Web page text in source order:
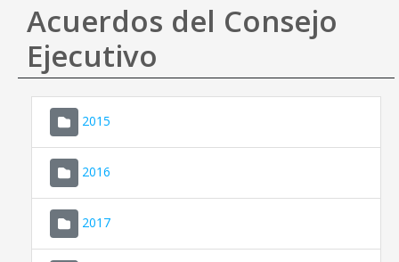
Mapa web
Ayuda
Acuerdos del Consejo
Ejecutivo
2015
2016
2017